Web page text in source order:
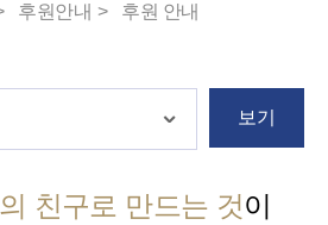
후원안내 후원 안내
보기
친구로 만드는 것이